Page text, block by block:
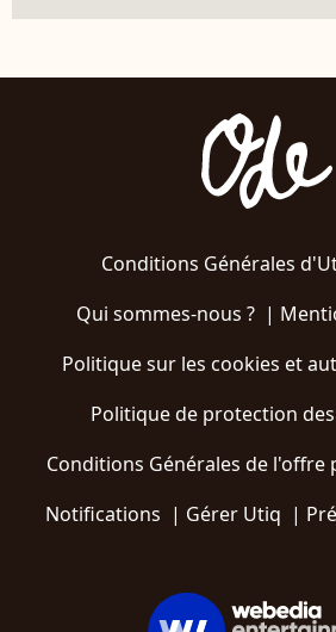
Conditions Générales
Qui sommes-nous ?|
Politique sur les cookies et
Politique de protection
Conditions Générales de l'offre
Notifications | Gérer Utiq |